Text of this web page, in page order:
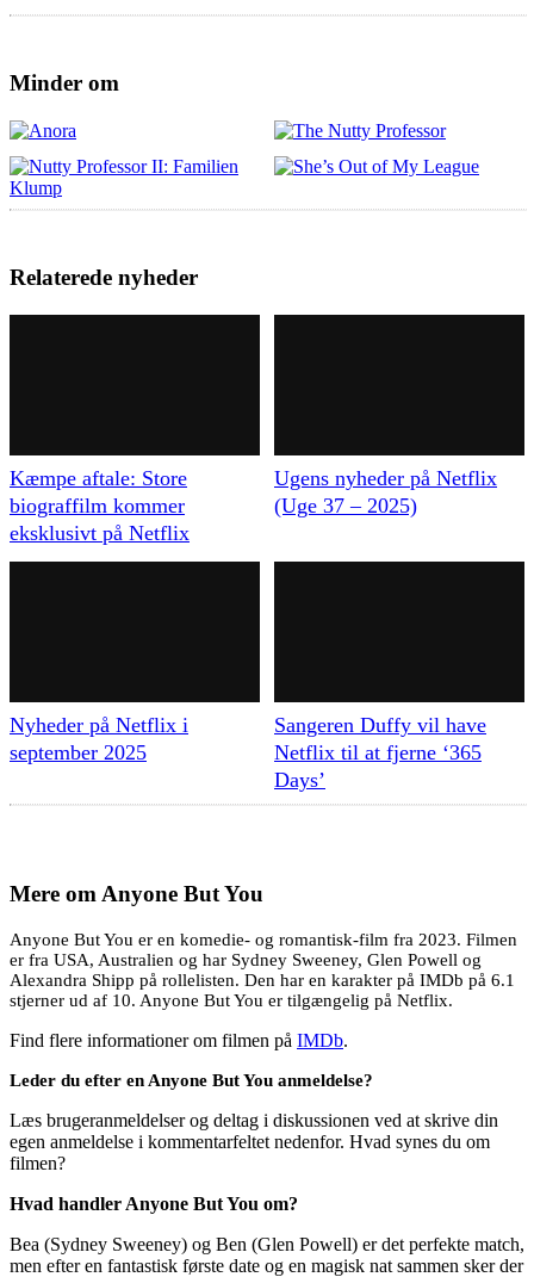
Minder om
Relaterede nyheder
Kæmpe aftale: Store
biograffilm kommer
eksklusivt på Netflix
Ugens nyheder på Netflix
(Uge 37 – 2025)
Nyheder på Netflix i
september 2025
Sangeren Duffy vil have
Netflix til at fjerne ‘365
Days’
Mere om Anyone But You
Anyone But You er en komedie- og romantisk-film fra 2023. Filmen
er fra USA, Australien og har Sydney Sweeney, Glen Powell og
Alexandra Shipp på rollelisten. Den har en karakter på IMDb på 6.1
stjerner ud af 10. Anyone But You er tilgængelig på Netflix.
Find flere informationer om filmen på IMDb.
Leder du efter en Anyone But You anmeldelse?
Læs brugeranmeldelser og deltag i diskussionen ved at skrive din
egen anmeldelse i kommentarfeltet nedenfor. Hvad synes du om
filmen?
Hvad handler Anyone But You om?
Bea (Sydney Sweeney) og Ben (Glen Powell) er det perfekte match,
men efter en fantastisk første date og en magisk nat sammen sker der